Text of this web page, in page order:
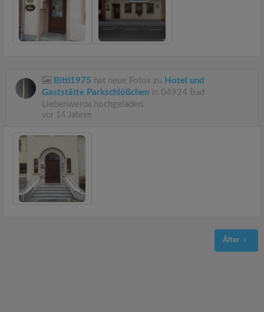
Bitti1975 hat neue Fotos zu Hotel und
Gaststätte Parkschlößchen in 04924 Bad
Liebenwerda hochgeladen.
vor 14 Jahren
Älter